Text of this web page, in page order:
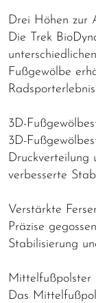
Drei Höhen zur
Die Trek
Fußgewölbe
3D-
3D-
Druckverteilung
verbesserte
Verstärkte
Präzise
Stabilisierung
Mittelfußpolster
Das